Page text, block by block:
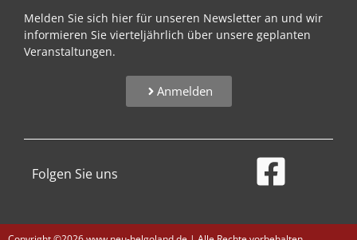
Melden Sie sich hier für unseren Newsletter an und wir
informieren Sie vierteljährlich über unsere geplanten
Veranstaltungen.
Anmelden
Folgen Sie uns